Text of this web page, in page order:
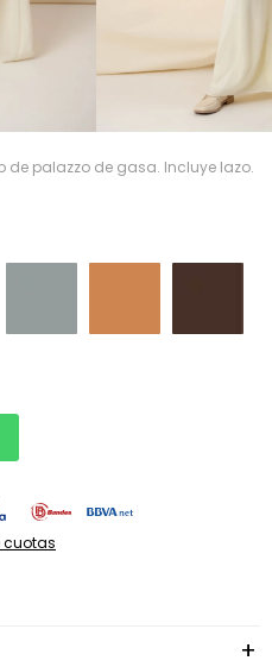
de palazzo de gasa. Incluye lazo.
cuotas